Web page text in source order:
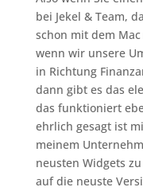
bei Jekel & Team,
schon mit dem
wenn wir unsere
in Richtung
dann gibt es das
das funktioniert
ehrlich gesagt ist
meinem
neusten Widgets
auf die neuste